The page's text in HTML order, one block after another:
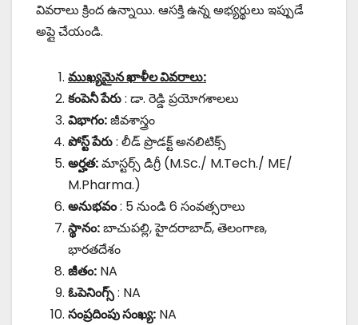
వివరాలు క్రింద ఉన్నాయి. ఆసక్తి ఉన్న అభ్యర్థులు ఇప్పుడే
అప్లై చేయండి.
ముఖ్యమైనఖాళీల వివరాలు:
కంపెనీ పేరు: డా. రెడ్డి ప్రయోగశాలలు
విభాగం:జీవశాస్త్రం
పోస్ట్ పేరు: లీడ్ ప్రొడక్ట్ అనలిటిక్స్
అర్హత:మాస్టర్స్ డిగ్రీ (M.Sc./ M.Tech./ ME/
M.Pharma.)
అనుభవం: 5 నుండి 6 సంవత్సరాలు
స్థానం:బాచుపల్లి, హైదరాబాద్, తెలంగాణ,
భారతదేశం
జీతం: NA
ఓపెనింగ్స్: NA
సంప్రదింపు సంఖ్య: NA